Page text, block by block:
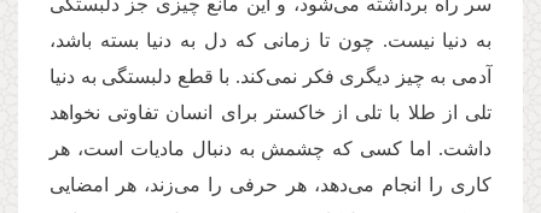
سر راه برداشته می‌شود، و این مانع چیزی جز دلبستگی
به دنیا نیست. چون تا زمانی که دل به دنیا بسته باشد،
آدمی به چیز دیگری فكر نمی‌كند. با قطع دلبستگی به دنیا
تلی از طلا با تلی از خاکستر برای انسان تفاوتی نخواهد
داشت. اما كسی كه چشمش به دنبال مادیات است، هر
كاری را انجام می‌دهد، هر حرفی را می‌زند، هر امضایی